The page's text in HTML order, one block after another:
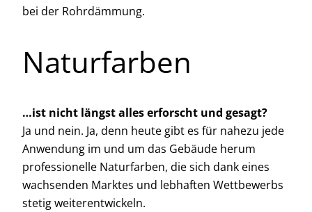
bei der Rohrdämmung.
Naturfarben
…ist nicht längst alles erforscht und gesagt?
Ja und nein. Ja, denn heute gibt es für nahezu jede
Anwendung im und um das Gebäude herum
professionelle Naturfarben, die sich dank eines
wachsenden Marktes und lebhaften Wettbewerbs
stetig weiterentwickeln.